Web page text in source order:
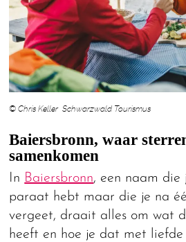
© Chris Keller Schwarzwald Tourismus
Baiersbronn, waar
samenkomen
In Baiersbronn, een naam die
paraat hebt maar die je na
vergeet, draait alles om wat
heeft en hoe je dat met liefde